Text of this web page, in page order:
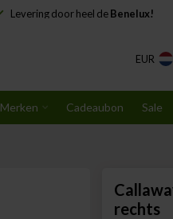
Levering door heel deBenelux!
EUR
Merken Cadeaubon Sale
rechts